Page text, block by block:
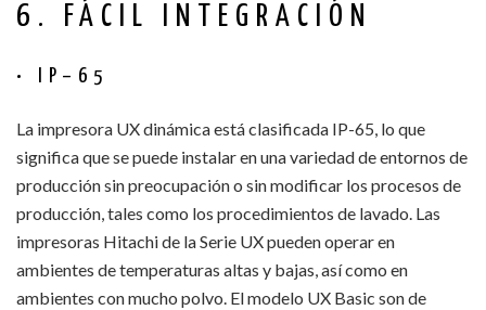
6. FÁCIL INTEGRACIÓN
• IP–65
La impresora UX dinámica está clasificada IP-65, lo que
significa que se puede instalar en una variedad de entornos de
producción sin preocupación o sin modificar los procesos de
producción, tales como los procedimientos de lavado. Las
impresoras Hitachi de la Serie UX pueden operar en
ambientes de temperaturas altas y bajas, así como en
ambientes con mucho polvo. El modelo UX Basic son de